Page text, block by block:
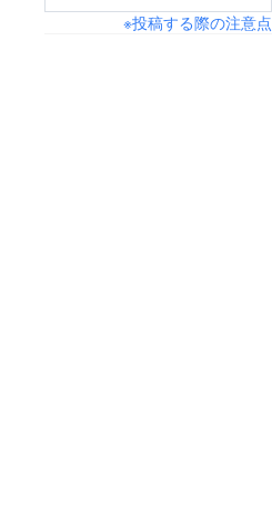
※投稿する際の注意点